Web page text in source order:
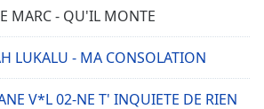
MARC - QU'IL MONTE
LUKALU - MA CONSOLATION
V*L 02-NE T' INQUIETE DE RIEN